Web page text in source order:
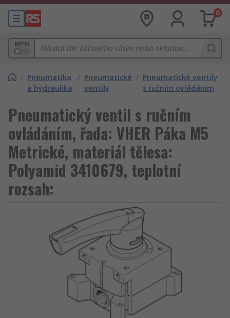
0
MPN
/ Pneumatika
a hydraulika
/ Pneumatické
ventily
/ Pneumatické ventily
s ručním ovládáním
Pneumatický ventil s ručním
ovládáním, řada: VHER Páka M5
Metrické, materiál tělesa:
Polyamid 3410679, teplotní
rozsah: